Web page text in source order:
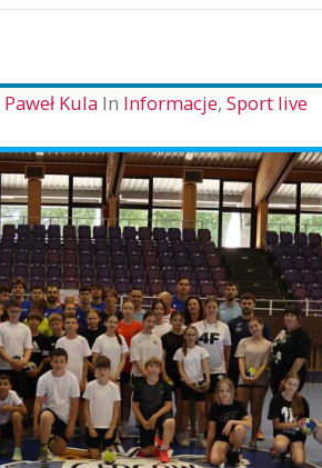
Paweł Kula In Informacje, Sport live